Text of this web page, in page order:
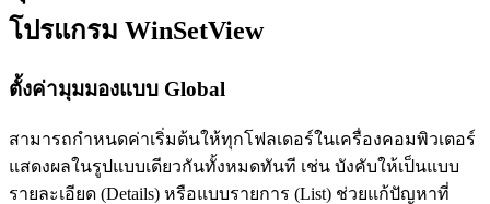
โปรแกรม WinSetView
ตั้งค่ามุมมองแบบ Global
สามารถกำหนดค่าเริ่มต้นให้ทุกโฟลเดอร์ในเครื่องคอมพิวเตอร์
แสดงผลในรูปแบบเดียวกันทั้งหมดทันที เช่น บังคับให้เป็นแบบ
รายละเอียด (Details) หรือแบบรายการ (List) ช่วยแก้ปัญหาที่